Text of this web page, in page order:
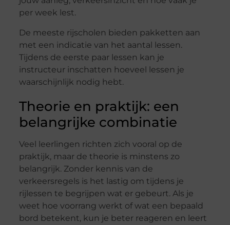
per week lest.
De meeste rijscholen bieden pakketten aan
met een indicatie van het aantal lessen.
Tijdens de eerste paar lessen kan je
instructeur inschatten hoeveel lessen je
waarschijnlijk nodig hebt.
Theorie en praktijk: een
belangrijke combinatie
Veel leerlingen richten zich vooral op de
praktijk, maar de theorie is minstens zo
belangrijk. Zonder kennis van de
verkeersregels is het lastig om tijdens je
rijlessen te begrijpen wat er gebeurt. Als je
weet hoe voorrang werkt of wat een bepaald
bord betekent, kun je beter reageren en leert